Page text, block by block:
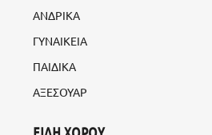
ΑΝΔΡΙΚΑ
ΓΥΝΑΙΚΕΙΑ
ΠΑΙΔΙΚΑ
ΑΞΕΣΟΥΑΡ